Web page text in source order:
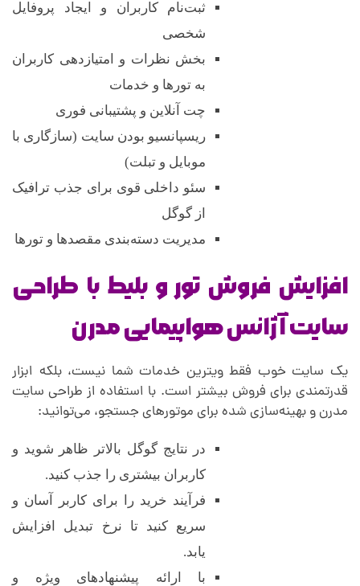
ثبت‌نام کاربران و ایجاد پروفایل
شخصی
بخش نظرات و امتیازدهی کاربران
به تورها و خدمات
چت آنلاین و پشتیبانی فوری
ریسپانسیو بودن سایت (سازگاری با
موبایل و تبلت)
سئو داخلی قوی برای جذب ترافیک
از گوگل
مدیریت دسته‌بندی مقصدها و تورها
افزایش فروش تور و بلیط با طراحی
سایت آژانس هواپیمایی مدرن
یک سایت خوب فقط ویترین خدمات شما نیست، بلکه ابزار
قدرتمندی برای فروش بیشتر است. با استفاده از طراحی سایت
مدرن و بهینه‌سازی شده برای موتورهای جستجو، می‌توانید:
در نتایج گوگل بالاتر ظاهر شوید و
کاربران بیشتری را جذب کنید.
فرآیند خرید را برای کاربر آسان و
سریع کنید تا نرخ تبدیل افزایش
یابد.
با ارائه پیشنهادهای ویژه و